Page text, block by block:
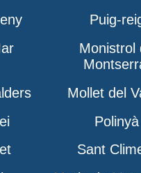
Puig-
Monistrol
Mollet del
Polinyà
Sant